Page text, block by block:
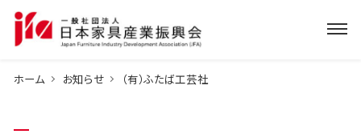
ホーム お知らせ （有）ふたば工芸社